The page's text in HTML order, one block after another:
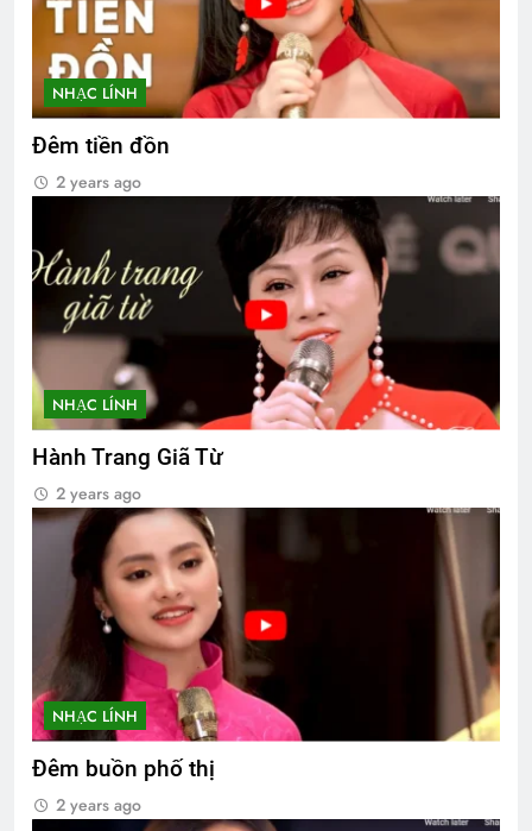
NHẠC LÍNH
Đêm tiền đồn
2 years ago
NHẠC LÍNH
Hành Trang Giã Từ
2 years ago
NHẠC LÍNH
Đêm buồn phố thị
2 years ago